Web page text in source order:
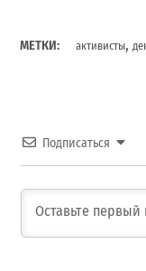
МЕТКИ: активисты,
Подписаться